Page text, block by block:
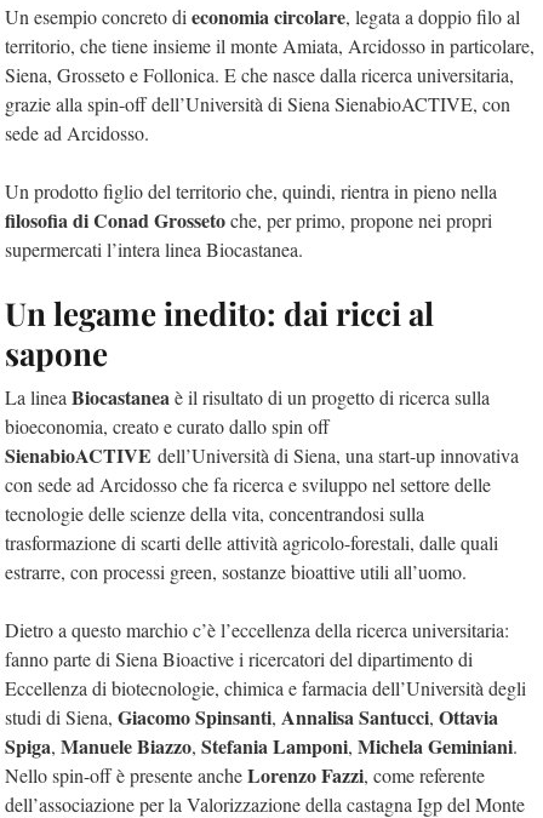
Un esempio concreto di economia circolare, legata a doppio filo al
territorio, che tiene insieme il monte Amiata, Arcidosso in particolare,
Siena, Grosseto e Follonica. E che nasce dalla ricerca universitaria,
grazie alla spin-off dell’Università di Siena SienabioACTIVE, con
sede ad Arcidosso.
Un prodotto figlio del territorio che, quindi, rientra in pieno nella
filosofia di Conad Grossetoche, per primo, propone nei propri
supermercati l’intera linea Biocastanea.
Un legame inedito: dai ricci al
sapone
La linea Biocastaneaè il risultato di un progetto di ricerca sulla
bioeconomia, creato e curato dallo spin off
SienabioACTIVE dell’Università di Siena, una start-up innovativa
con sede ad Arcidosso che fa ricerca e sviluppo nel settore delle
tecnologie delle scienze della vita, concentrandosi sulla
trasformazione di scarti delle attività agricolo-forestali, dalle quali
estrarre, con processi green, sostanze bioattive utili all’uomo.
Dietro a questo marchio c’è l’eccellenza della ricerca universitaria:
fanno parte di Siena Bioactive i ricercatori del dipartimento di
Eccellenza di biotecnologie, chimica e farmacia dell’Università degli
studi di Siena, Giacomo Spinsanti, Annalisa Santucci, Ottavia
Spiga, Manuele Biazzo, Stefania Lamponi, Michela Geminiani.
Nello spin-off è presente ancheLorenzo Fazzi, come referente
dell’associazione per la Valorizzazione della castagna Igp del Monte